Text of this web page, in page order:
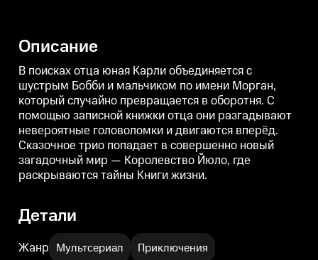
вперёд. Сказочное трио
попадает в совершенно новый
загадочный мир — Королевство
Йюло, где раскрываются тайны
Книги жизни.
загадочный мир — Королевство
Йюло, где раскрываются тайны
Книги жизни.
Описание
В поисках отца юная Карли объединяется с
шустрым Бобби и мальчиком по имени Морган,
который случайно превращается в оборотня. С
помощью записной книжки отца они разгадывают
невероятные головоломки и двигаются вперёд.
Сказочное трио попадает в совершенно новый
загадочный мир — Королевство Йюло, где
раскрываются тайны Книги жизни.
Детали
Жанр Мультсериал Приключения